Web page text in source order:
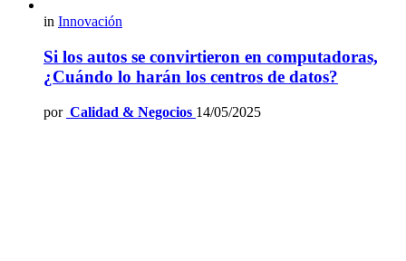
in Innovación
Si los autos se convirtieron en computadoras,
¿Cuándo lo harán los centros de datos?
por Calidad & Negocios 14/05/2025